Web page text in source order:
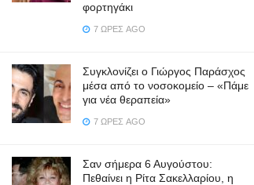
φορτηγάκι
7 ΏΡΕΣ AGO
Συγκλονίζει ο Γιώργος Παράσχος
μέσα από το νοσοκομείο – «Πάμε
για νέα θεραπεία»
7 ΏΡΕΣ AGO
Σαν σήμερα 6 Αυγούστου:
Πεθαίνει η Ρίτα Σακελλαρίου, η